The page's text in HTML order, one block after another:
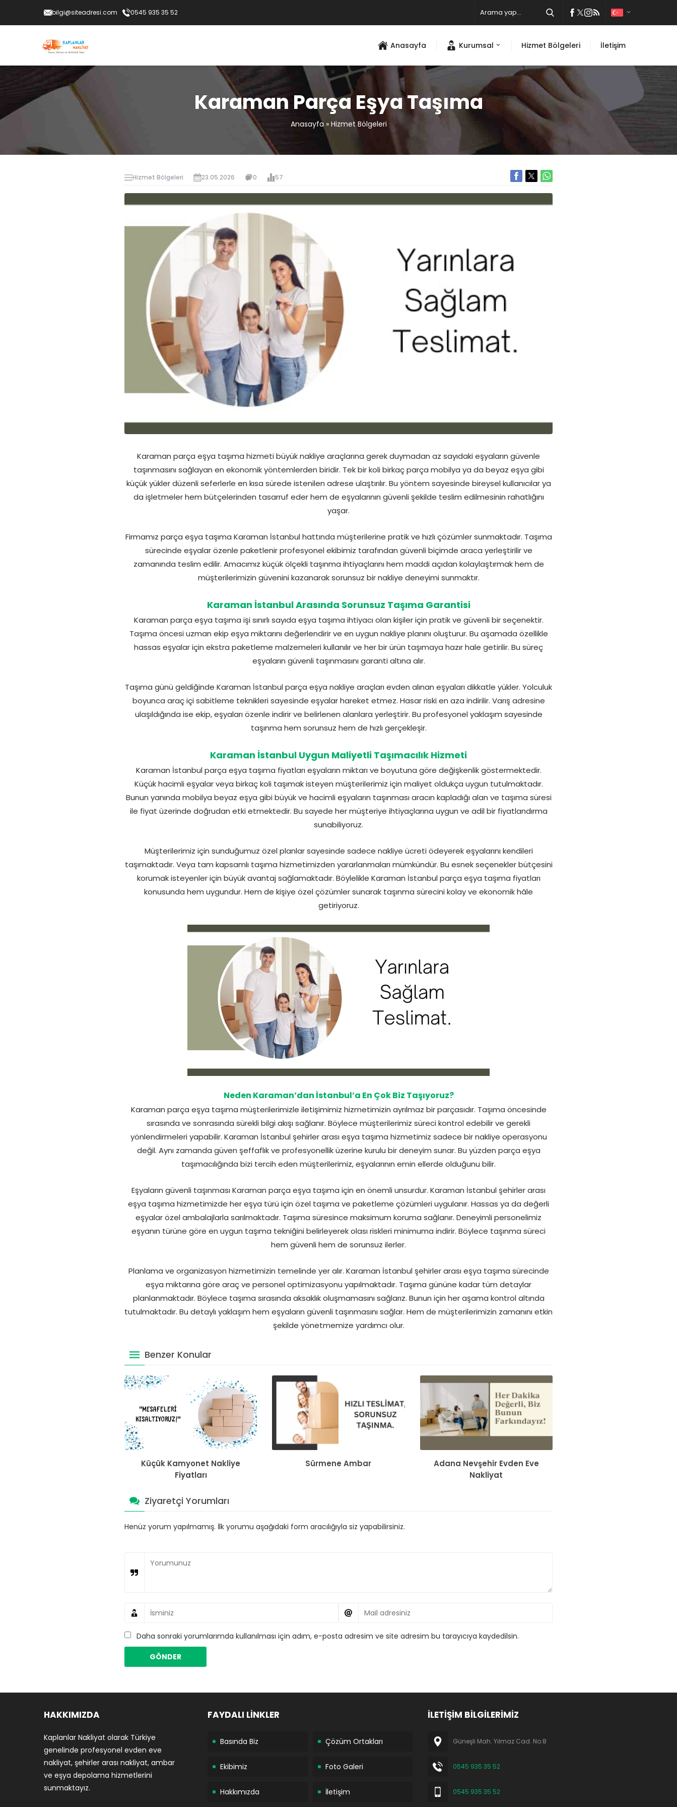
bilgi@siteadresi.com 0545 935 35 52
Anasayfa Kurumsal Hizmet Bölgeleri İletişim
Karaman Parça Eşya Taşıma
Anasayfa» Hizmet Bölgeleri
Hizmet Bölgeleri 23.05.2026 0 57
Karaman parça eşya taşıma hizmeti büyük nakliye araçlarına gerek duymadan az sayıdaki eşyaların güvenle
taşınmasını sağlayan en ekonomik yöntemlerden biridir. Tek bir koli birkaç parça mobilya ya da beyaz eşya gibi
küçük yükler düzenli seferlerle en kısa sürede istenilen adrese ulaştırılır. Bu yöntem sayesinde bireysel kullanıcılar ya
da işletmeler hem bütçelerinden tasarruf eder hem de eşyalarının güvenli şekilde teslim edilmesinin rahatlığını
yaşar.
Firmamız parça eşya taşıma Karaman İstanbul hattında müşterilerine pratik ve hızlı çözümler sunmaktadır. Taşıma
sürecinde eşyalar özenle paketlenir profesyonel ekibimiz tarafından güvenli biçimde araca yerleştirilir ve
zamanında teslim edilir. Amacımız küçük ölçekli taşınma ihtiyaçlarını hem maddi açıdan kolaylaştırmak hem de
müşterilerimizin güvenini kazanarak sorunsuz bir nakliye deneyimi sunmaktır.
Karaman İstanbul Arasında Sorunsuz Taşıma Garantisi
Karaman parça eşya taşıma işi sınırlı sayıda eşya taşıma ihtiyacı olan kişiler için pratik ve güvenli bir seçenektir.
Taşıma öncesi uzman ekip eşya miktarını değerlendirir ve en uygun nakliye planını oluşturur. Bu aşamada özellikle
hassas eşyalar için ekstra paketleme malzemeleri kullanılır ve her bir ürün taşımaya hazır hale getirilir. Bu süreç
eşyaların güvenli taşınmasını garanti altına alır.
Taşıma günü geldiğinde Karaman İstanbul parça eşya nakliye araçları evden alınan eşyaları dikkatle yükler. Yolculuk
boyunca araç içi sabitleme teknikleri sayesinde eşyalar hareket etmez. Hasar riski en aza indirilir. Varış adresine
ulaşıldığında ise ekip, eşyaları özenle indirir ve belirlenen alanlara yerleştirir. Bu profesyonel yaklaşım sayesinde
taşınma hem sorunsuz hem de hızlı gerçekleşir.
Karaman İstanbul Uygun Maliyetli Taşımacılık Hizmeti
Karaman İstanbul parça eşya taşıma fiyatları eşyaların miktarı ve boyutuna göre değişkenlik göstermektedir.
Küçük hacimli eşyalar veya birkaç koli taşımak isteyen müşterilerimiz için maliyet oldukça uygun tutulmaktadır.
Bunun yanında mobilya beyaz eşya gibi büyük ve hacimli eşyaların taşınması aracın kapladığı alan ve taşıma süresi
ile fiyat üzerinde doğrudan etki etmektedir. Bu sayede her müşteriye ihtiyaçlarına uygun ve adil bir fiyatlandırma
sunabiliyoruz.
Müşterilerimiz için sunduğumuz özel planlar sayesinde sadece nakliye ücreti ödeyerek eşyalarını kendileri
taşımaktadır. Veya tam kapsamlı taşıma hizmetimizden yararlanmaları mümkündür. Bu esnek seçenekler bütçesini
korumak isteyenler için büyük avantaj sağlamaktadır. Böylelikle Karaman İstanbul parça eşya taşıma fiyatları
konusunda hem uygundur. Hem de kişiye özel çözümler sunarak taşınma sürecini kolay ve ekonomik hâle
getiriyoruz.
Neden Karaman’dan İstanbul’a En Çok Biz Taşıyoruz?
Karaman parça eşya taşıma müşterilerimizle iletişimimiz hizmetimizin ayrılmaz bir parçasıdır. Taşıma öncesinde
sırasında ve sonrasında sürekli bilgi akışı sağlanır. Böylece müşterilerimiz süreci kontrol edebilir ve gerekli
yönlendirmeleri yapabilir. Karaman İstanbul şehirler arası eşya taşıma hizmetimiz sadece bir nakliye operasyonu
değil. Aynı zamanda güven şeffaflık ve profesyonellik üzerine kurulu bir deneyim sunar. Bu yüzden parça eşya
taşımacılığında bizi tercih eden müşterilerimiz, eşyalarının emin ellerde olduğunu bilir.
Eşyaların güvenli taşınması Karaman parça eşya taşıma için en önemli unsurdur. Karaman İstanbul şehirler arası
eşya taşıma hizmetimizde her eşya türü için özel taşıma ve paketleme çözümleri uygulanır. Hassas ya da değerli
eşyalar özel ambalajlarla sarılmaktadır. Taşıma süresince maksimum koruma sağlanır. Deneyimli personelimiz
eşyanın türüne göre en uygun taşıma tekniğini belirleyerek olası riskleri minimuma indirir. Böylece taşınma süreci
hem güvenli hem de sorunsuz ilerler.
Planlama ve organizasyon hizmetimizin temelinde yer alır. Karaman İstanbul şehirler arası eşya taşıma sürecinde
eşya miktarına göre araç ve personel optimizasyonu yapılmaktadır. Taşıma gününe kadar tüm detaylar
planlanmaktadır. Böylece taşıma sırasında aksaklık oluşmamasını sağlarız. Bunun için her aşama kontrol altında
tutulmaktadır. Bu detaylı yaklaşım hem eşyaların güvenli taşınmasını sağlar. Hem de müşterilerimizin zamanını etkin
şekilde yönetmemize yardımcı olur.
Benzer Konular
Küçük Kamyonet Nakliye
Fiyatları
Sürmene Ambar
Adana Nevşehir Evden Eve
Nakliyat
Ziyaretçi Yorumları
Henüz yorum yapılmamış. İlk yorumu aşağıdaki form aracılığıyla siz yapabilirsiniz.
Daha sonraki yorumlarımda kullanılması için adım, e-posta adresim ve site adresim bu tarayıcıya kaydedilsin.
HAKKIMIZDA
Kaplanlar Nakliyat olarak Türkiye
genelinde profesyonel evden eve
nakliyat, şehirler arası nakliyat, ambar
ve eşya depolama hizmetlerini
sunmaktayız.
FAYDALI LİNKLER
Basında Biz Çözüm Ortakları
Ekibimiz Foto Galeri
Hakkımızda İletişim
İLETİŞİM BİLGİLERİMİZ
Güneşli Mah. Yılmaz Cad. No:8
0545 935 35 52
0545 935 35 52